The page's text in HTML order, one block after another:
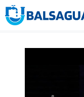
Saltar
al